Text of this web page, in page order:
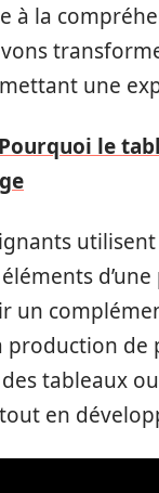
à la
une
Pourquoi le
un
de
tableaux
en